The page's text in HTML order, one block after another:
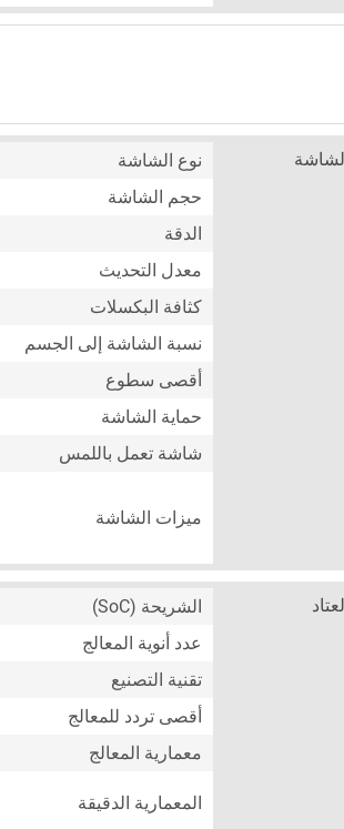
نوع الشاشة
حجم الشاشة
الدقة
معدل التحديث
كثافة البكسلات
نسبة الشاشة إلى الجسم
أقصى سطوع
حماية الشاشة
شاشة تعمل باللمس
ميزات الشاشة
الشريحة (SoC)
عدد أنوية المعالج
تقنية التصنيع
أقصى تردد للمعالج
معمارية المعالج
المعمارية الدقيقة